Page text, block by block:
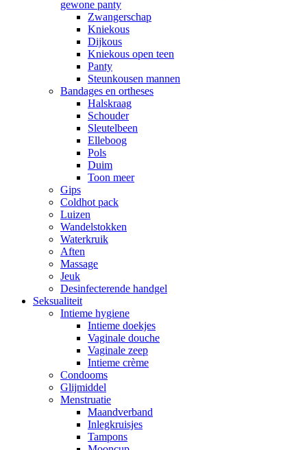
gewone panty
Zwangerschap
Kniekous
Dijkous
Kniekous open teen
Panty
Steunkousen mannen
Bandages en ortheses
Halskraag
Schouder
Sleutelbeen
Elleboog
Pols
Duim
Toon meer
Gips
Coldhot pack
Luizen
Wandelstokken
Waterkruik
Aften
Massage
Jeuk
Desinfecterende handgel
Seksualiteit
Intieme hygiene
Intieme doekjes
Vaginale douche
Vaginale zeep
Intieme crème
Condooms
Glijmiddel
Menstruatie
Maandverband
Inlegkruisjes
Tampons